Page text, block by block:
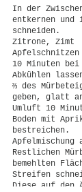
In der
entkernen und
schneiden.
Zitrone, Zimt
10 Minuten
Abkühlen
⅔ des
geben, glatt
Umluft 10
Boden mit
bestreichen.
Apfelmischung
Restlichen
bemehlten
Streifen
Diese auf